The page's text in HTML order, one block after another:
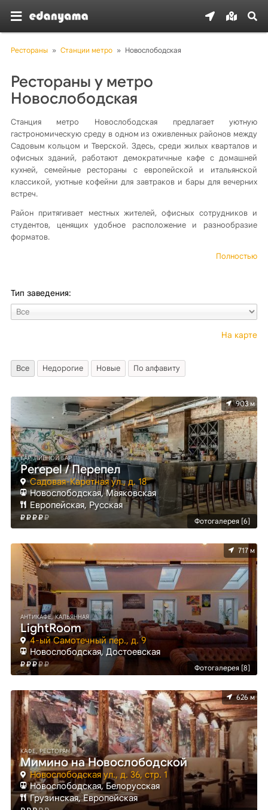
Рестораны » Станции метро » Новослободская
Рестораны у метро
Новослободская
Станция метро Новослободская предлагает уютную
гастрономическую среду в одном из оживленных районов между
Садовым кольцом и Тверской. Здесь, среди жилых кварталов и
офисных зданий, работают демократичные кафе с домашней
кухней, семейные рестораны с европейской и итальянской
классикой, уютные кофейни для завтраков и бары для вечерних
встреч.
Район притягивает местных жителей, офисных сотрудников и
студентов, ценящих удобное расположение и разнообразие
форматов.
Полностью
Тип заведения:
На карте
Все Недорогие Новые По алфавиту
Фотогалерея [6]
903 м
БАР, ПИВНОЙ БАР
Perepel / Перепел
Садовая-Каретная ул., д. 18
Новослободская, Маяковская
Европейская, Русская
Фотогалерея [8]
717 м
АНТИКАФЕ, КАЛЬЯННАЯ
LightRoom
4-ый Самотечный пер., д. 9
Новослободская, Достоевская
626 м
КАФЕ, РЕСТОРАН
Мимино на Новослободской
Новослободская ул., д. 36, стр. 1
Новослободская, Белорусская
Грузинская, Европейская